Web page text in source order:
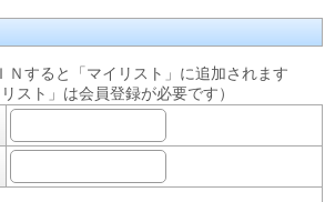
Ｎすると「マイリスト」に追加されます
リスト」は会員登録が必要です）